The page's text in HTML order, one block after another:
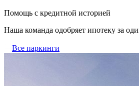
Помощь с кредитной историей
Наша команда одобряет ипотеку за
Все паркинги